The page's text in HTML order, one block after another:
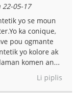
05-17
yo se moun
ka conique,
pou ogmante
yo kolore ak
komen an...
Li piplis